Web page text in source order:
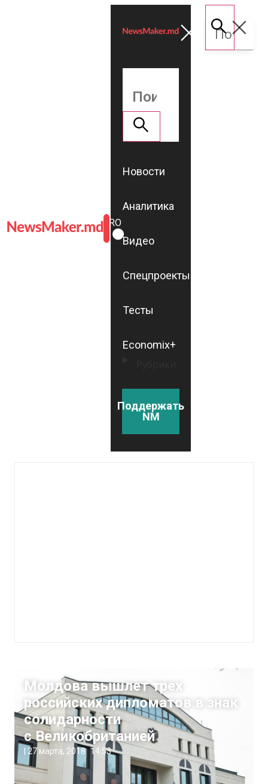
ROMÂNĂ
RU
Новости
Аналитика
Видео
Спецпроекты
Тесты
Economix+
Поддержать
NM
Молдова вышлет трех
российских дипломатов в знак
солидарности
с Великобританией
27 марта, 2018 14:53